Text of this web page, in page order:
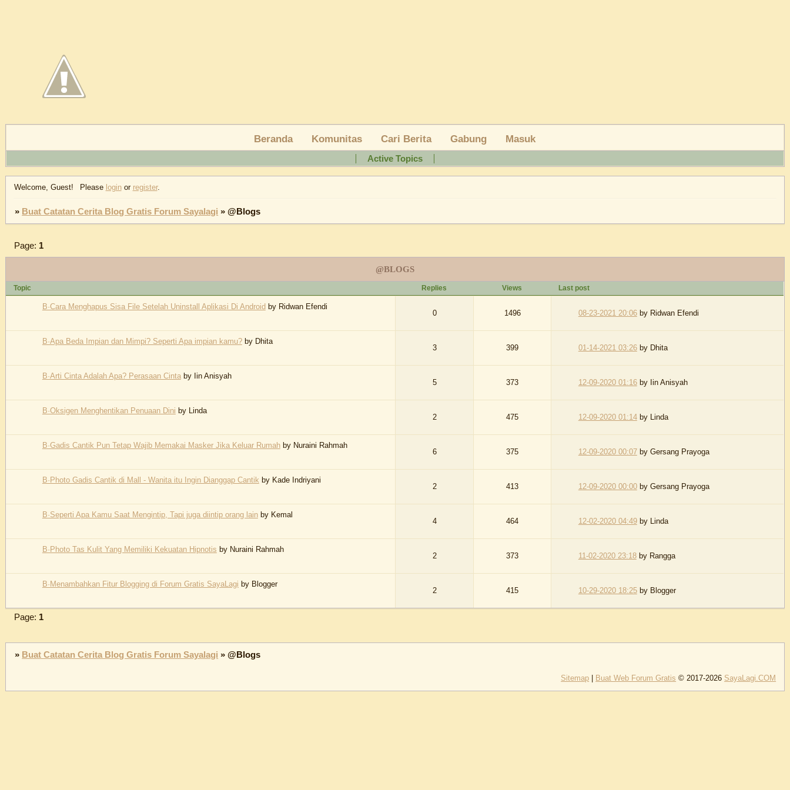
Beranda
Active Topics
Welcome, Guest! Please loginor register.
» Buat Catatan Cerita Blog Gratis Forum Sayalagi »@Blogs
@BLOGS
Page: 1
Topic Replies Views Last post
В·Cara Menghapus Sisa File Setelah Uninstall Aplikasi Di Android by Ridwan Efendi
0 1496 08-23-2021 20:06 by Ridwan Efendi
В·Apa Beda Impian dan Mimpi? Seperti Apa impian kamu? by Dhita
3 399 01-14-2021 03:26 by Dhita
В·Arti Cinta Adalah Apa? Perasaan Cinta by Iin Anisyah
5 373 12-09-2020 01:16 by Iin Anisyah
В·Oksigen Menghentikan Penuaan Dini by Linda
2 475 12-09-2020 01:14 by Linda
В·Gadis Cantik Pun Tetap Wajib Memakai Masker Jika Keluar Rumah by Nuraini Rahmah
6 375 12-09-2020 00:07 by Gersang Prayoga
В·Photo Gadis Cantik di Mall - Wanita itu Ingin Dianggap Cantik by Kade Indriyani
2 413 12-09-2020 00:00 by Gersang Prayoga
В·Seperti Apa Kamu Saat Mengintip, Tapi juga diintip orang lain by Kemal
4 464 12-02-2020 04:49 by Linda
В·Photo Tas Kulit Yang Memiliki Kekuatan Hipnotis by Nuraini Rahmah
2 373 11-02-2020 23:18 by Rangga
В·Menambahkan Fitur Blogging di Forum Gratis SayaLagi by Blogger
2 415 10-29-2020 18:25 by Blogger
Page: 1
» Buat Catatan Cerita Blog Gratis Forum Sayalagi »@Blogs
Sitemap Buat Web Forum Gratis © 2017-2026 SayaLagi.COM